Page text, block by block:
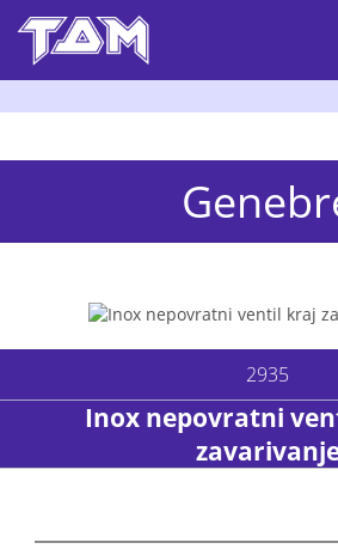
2935
Inox nepovratni